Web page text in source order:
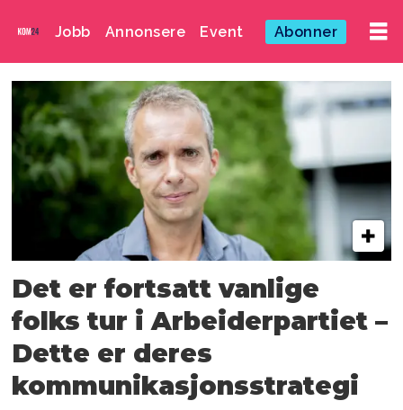
Jobb Annonsere Event Abonner
Emne:
ordfører
Det er fortsatt vanlige
folks tur i Arbeiderpartiet –
Dette er deres
kommunikasjonsstrategi